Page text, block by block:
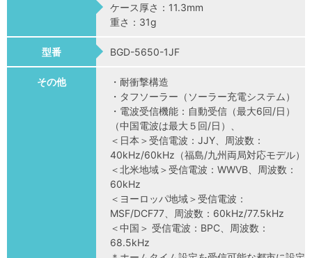
ケース厚さ：11.3mm
重さ：31g
型番 BGD-5650-1JF
その他
・耐衝撃構造
・タフソーラー（ソーラー充電システム）
・電波受信機能：自動受信（最大6回/日）
（中国電波は最大５回/日）、
＜日本＞受信電波：JJY、周波数：
40kHz/60kHz（福島/九州両局対応モデル）
＜北米地域＞受信電波：WWVB、周波数：
60kHz
＜ヨーロッパ地域＞受信電波：
MSF/DCF77、周波数：60kHz/77.5kHz
＜中国＞ 受信電波：BPC、周波数：
68.5kHz